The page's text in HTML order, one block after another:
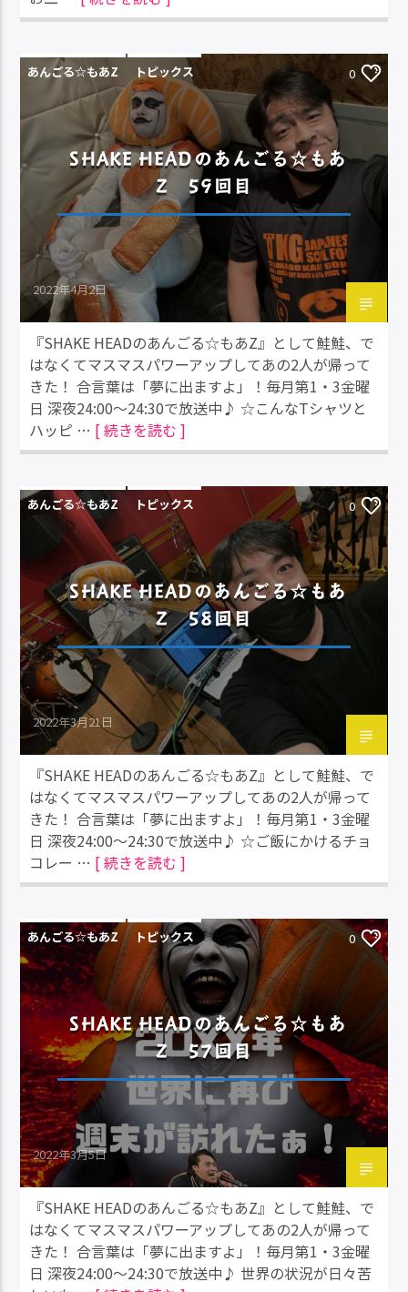
あんごる☆もあZ トピックス 0
SHAKE HEADのあんごる☆もあ
Z 59回目
2022年4月2日
『SHAKE HEADのあんごる☆もあZ』として鮭鮭、で
はなくてマスマスパワーアップしてあの2人が帰って
きた！ 合言葉は「夢に出ますよ」！毎月第1・3金曜
日 深夜24:00～24:30で放送中♪ ☆こんなTシャツと
ハッピ … [ 続きを読む ]
あんごる☆もあZ トピックス 0
SHAKE HEADのあんごる☆もあ
Z 58回目
2022年3月21日
『SHAKE HEADのあんごる☆もあZ』として鮭鮭、で
はなくてマスマスパワーアップしてあの2人が帰って
きた！ 合言葉は「夢に出ますよ」！毎月第1・3金曜
日 深夜24:00～24:30で放送中♪ ☆ご飯にかけるチョ
コレー … [ 続きを読む ]
あんごる☆もあZ トピックス 0
SHAKE HEADのあんごる☆もあ
Z 57回目
2022年3月5日
『SHAKE HEADのあんごる☆もあZ』として鮭鮭、で
はなくてマスマスパワーアップしてあの2人が帰って
きた！ 合言葉は「夢に出ますよ」！毎月第1・3金曜
日 深夜24:00～24:30で放送中♪ 世界の状況が日々苦